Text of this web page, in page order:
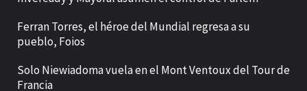
Ferran Torres, el héroe del Mundial regresa a su
pueblo, Foios
Solo Niewiadoma vuela en el Mont Ventoux del Tour de
Francia